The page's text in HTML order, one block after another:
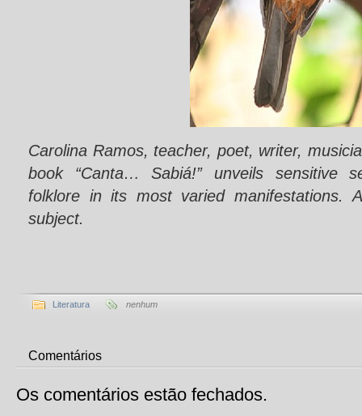
Carolina Ramos, teacher, poet, writer,
book
“Canta… Sabiá!” unveils
sensitive
folklore in its most varied manifestations.
subject.
Literatura nenhum
Comentários
Os comentários estão fechados.